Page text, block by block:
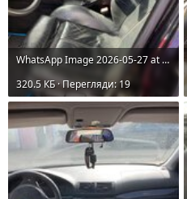
WhatsApp Image 2026-05-27 at 16.47.30.jpeg
320.5 КБ · Перегляди: 19